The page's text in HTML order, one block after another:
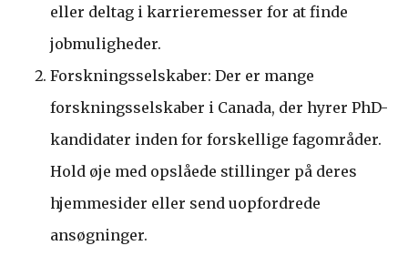
eller deltag i karrieremesser for at finde
jobmuligheder.
Forskningsselskaber: Der er mange
forskningsselskaber i Canada, der hyrer PhD-
kandidater inden for forskellige fagområder.
Hold øje med opslåede stillinger på deres
hjemmesider eller send uopfordrede
ansøgninger.